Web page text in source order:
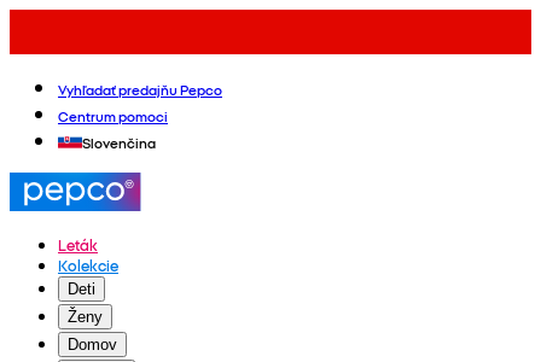
Vyhľadať predajňu Pepco
Centrum pomoci
Slovenčina
Leták
Kolekcie
Deti
Ženy
Domov